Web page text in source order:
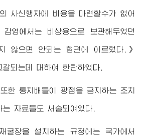
사신행차에 비용을 마련할수가 없어
영에서는 비상용으로 보관해두었던
않으면 안되는 형편에 이르렀다.》
되는데 대하여 한탄하였다.
한 통치배들이 광점을 금지하는 조치
자료들도 서술되여있다.
굴장을 설치하는 규정에는 국가에서